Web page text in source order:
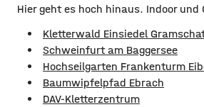
Hier geht es hoch hinaus. Indoor und
Kletterwald Einsiedel
Schweinfurt am Baggersee
Hochseilgarten Frankenturm
Baumwipfelpfad Ebrach
DAV-Kletterzentrum